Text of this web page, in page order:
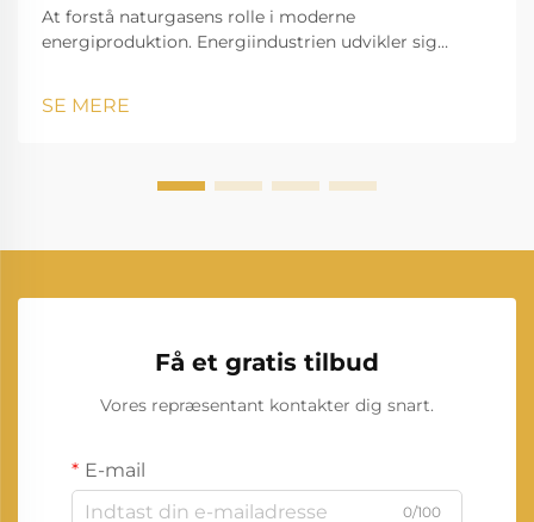
At forstå naturgasens rolle i moderne
energiproduktion. Energiindustrien udvikler sig
Mens nationer verden over søger renligere og mere
SE MERE
Få et gratis tilbud
Vores repræsentant kontakter dig snart.
E-mail
0/100